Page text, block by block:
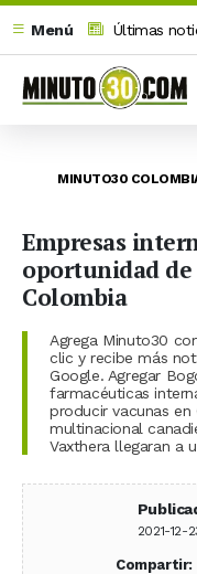
Menú
Últimas
MINUTO30
Empresas
oportunidad
Colombia
Agrega Minuto30
clic y recibe más
Google. Agregar
farmacéuticas
producir vacunas
multinacional
Vaxthera llegaran a
2021-12-
Compartir: